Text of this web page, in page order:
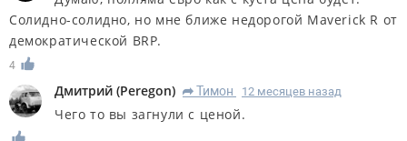
Солидно-солидно, но мне ближе недорогой Maverick R от
демократической BRP.
4
Дмитрий (Peregon) R Тимон 12 месяцев назад
Чего то вы загнули с ценой.